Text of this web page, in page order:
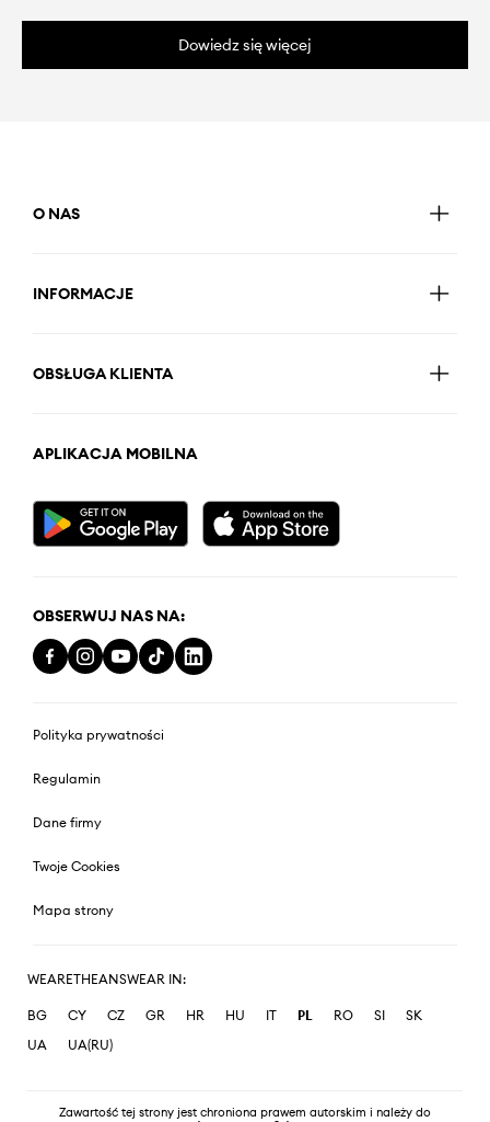
Dowiedz się więcej
O NAS
INFORMACJE
OBSŁUGA KLIENTA
APLIKACJA MOBILNA
OBSERWUJ NAS NA:
Polityka prywatności
Regulamin
Dane firmy
Twoje Cookies
Mapa strony
WEARETHEANSWEAR IN:
BG CY CZ GR HR HU IT PL RO SI
SK
UA
UA(RU)
Zawartość tej strony jest chroniona prawem autorskim i należy do